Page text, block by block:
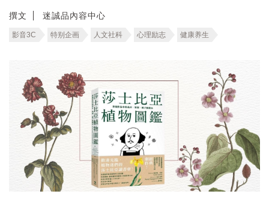
撰文 迷誠品內容中心
影音3C 特别企画 人文社科 心理励志 健康养生